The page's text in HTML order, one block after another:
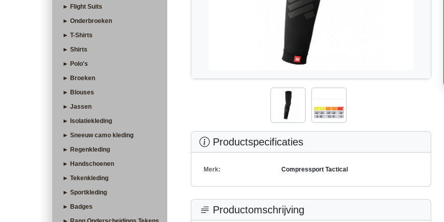
► Flight Suits
► Onderbroeken
► T-Shirts
► Shirts
► Polo's
► Broeken
► Blouses
► Jassen
► Isolatiekleding
► Sneeuw camo kleding
► Regenkleding
► Handschoenen
► Tekenkleding
► Sportkleding
► Badges
Productspecificaties
Merk: Compressport Tactical
Productomschrijving